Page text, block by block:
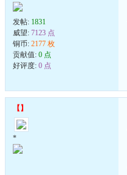
发帖: 1831
威望: 7123 点
铜币: 2177 枚
贡献值: 0 点
好评度: 0 点
【 】
*